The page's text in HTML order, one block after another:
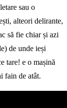
sau o
alteori delirante,
să fie chiar și azi
de unde ieși
tare! e o mașină
fain de atât.